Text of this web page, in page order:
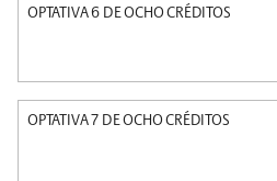
OPTATIVA 6 DE OCHO CRÉDITOS
OPTATIVA 7 DE OCHO CRÉDITOS